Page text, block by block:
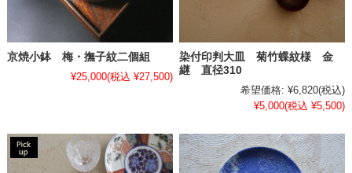
京焼小鉢 梅・撫子紋二個組
¥25,000(税込 ¥27,500)
染付印判大皿 菊竹蝶紋様 金
継 直径310
希望価格: ¥6,820(税込)
¥5,000(税込 ¥5,500)